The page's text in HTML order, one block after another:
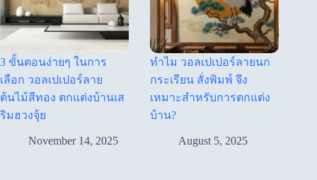
3 ขั้นตอนง่ายๆ ในการ
เลือก วอลเปเปอร์ลาย
ต้นไม้สีทอง ตกแต่งบ้านเส
ริมฮวงจุ้ย
November 14, 2025
ทำไม วอลเปเปอร์ลายนก
กระเรียน สั่งพิมพ์ จึง
เหมาะสำหรับการตกแต่ง
บ้าน?
August 5, 2025